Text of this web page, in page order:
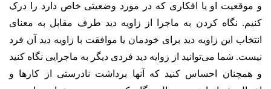
و موقعیت او یا افکاری که در مورد وضعیتی خاص دارد را درک
کنیم. نگاه کردن به ماجرا از زاویه دید طرف مقابل به معنای
انتخاب این زاویه دید برای خودمان یا موافقت با زاویه دید آن فرد
نیست. شما می‌توانید از زوایه دید فردی دیگر به ماجرایی نگاه کنید
و همچنان احساس کنید که آنها برداشت نادرستی از کارها و